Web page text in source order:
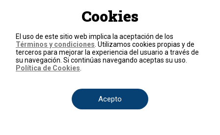
Cookies
El uso de este sitio web implica la aceptación de los
Términos y condiciones . Utilizamos cookies propias y de
terceros para mejorar la experiencia del usuario a través de
su navegación. Si continúas navegando aceptas su uso.
Política de Cookies
Acepto